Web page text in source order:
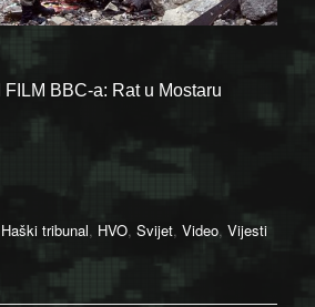
BBC-a: Rat u Mostaru
“BBC-ev dokumentarni film o ratu u
Categories
Haški tribunal, HVO,Svijet,Video,Vijesti